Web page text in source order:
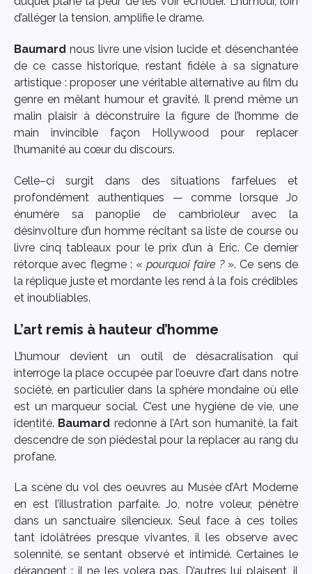
d’alléger la tension, amplifie le drame.
Baumard nous livre une vision lucide et désenchantée
de ce casse historique, restant fidèle à sa signature
artistique : proposer une véritable alternative au film du
genre en mêlant humour et gravité. Il prend même un
malin plaisir à déconstruire la figure de l’homme de
main invincible façon Hollywood pour replacer
l’humanité au cœur du discours.
Celle–ci surgit dans des situations farfelues et
profondément authentiques — comme lorsque Jo
énumère sa panoplie de cambrioleur avec la
désinvolture d’un homme récitant sa liste de course ou
livre cinq tableaux pour le prix d’un à Eric. Ce dernier
rétorque avec flegme : «pourquoi faire ?». Ce sens de
la réplique juste et mordante les rend à la fois crédibles
et inoubliables.
L’art remis à hauteur d’homme
L’humour devient un outil de désacralisation qui
interroge la place occupée par l’oeuvre d’art dans notre
société, en particulier dans la sphère mondaine où elle
est un marqueur social. C’est une hygiène de vie, une
identité. Baumard redonne à l’Art son humanité, la fait
descendre de son piédestal pour la replacer au rang du
profane.
La scène du vol des oeuvres au Musée d’Art Moderne
en est l’illustration parfaite. Jo, notre voleur, pénètre
dans un sanctuaire silencieux. Seul face à ces toiles
tant idolâtrées presque vivantes, il les observe avec
solennité, se sentant observé et intimidé. Certaines le
dérangent : il ne les volera pas. D’autres lui plaisent, il